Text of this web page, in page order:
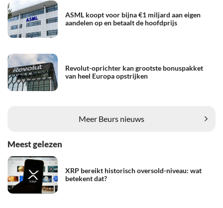
ASML koopt voor bijna €1 miljard aan eigen
aandelen op en betaalt de hoofdprijs
Revolut-oprichter kan grootste bonuspakket
van heel Europa opstrijken
Meer Beurs nieuws
Meest gelezen
XRP bereikt historisch oversold-niveau: wat
betekent dat?